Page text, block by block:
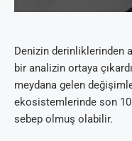
Denizin derinliklerinden
bir analizin ortaya
meydana gelen
ekosistemlerinde son
sebep olmuş olabilir.